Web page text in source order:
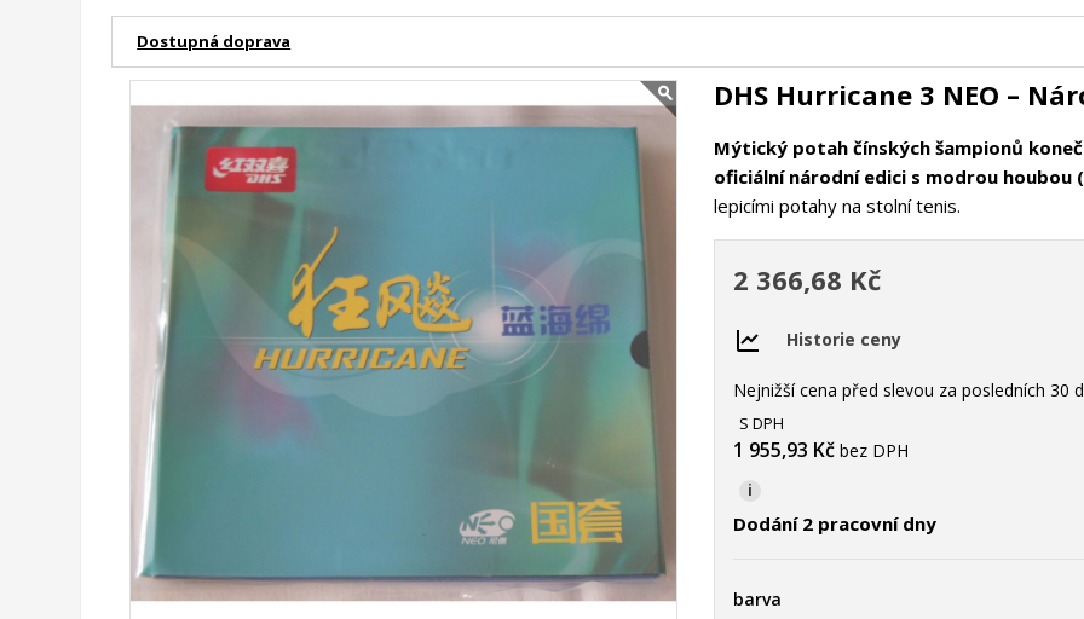
Dostupná doprava
DHS Hurricane 3 NEO –
Mýtický potah čínských šampionů
oficiální národní edici s modrou houbou
lepicími potahy na stolní tenis.
2 366,68 Kč
Historie ceny
Nejnižší cena před slevou za posledních 30
S DPH
1 955,93 Kčbez DPH
i
Dodání 2 pracovní dny
barva